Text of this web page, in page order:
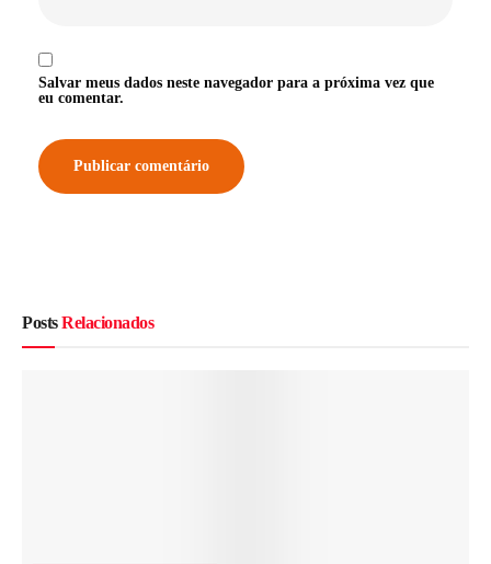
Salvar meus dados neste navegador para a próxima vez que
eu comentar.
PostsRelacionados